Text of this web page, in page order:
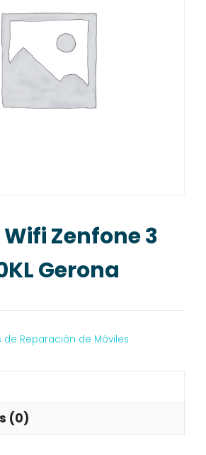
Zenfone 3
Gerona
de Reparación de Móviles
(0)